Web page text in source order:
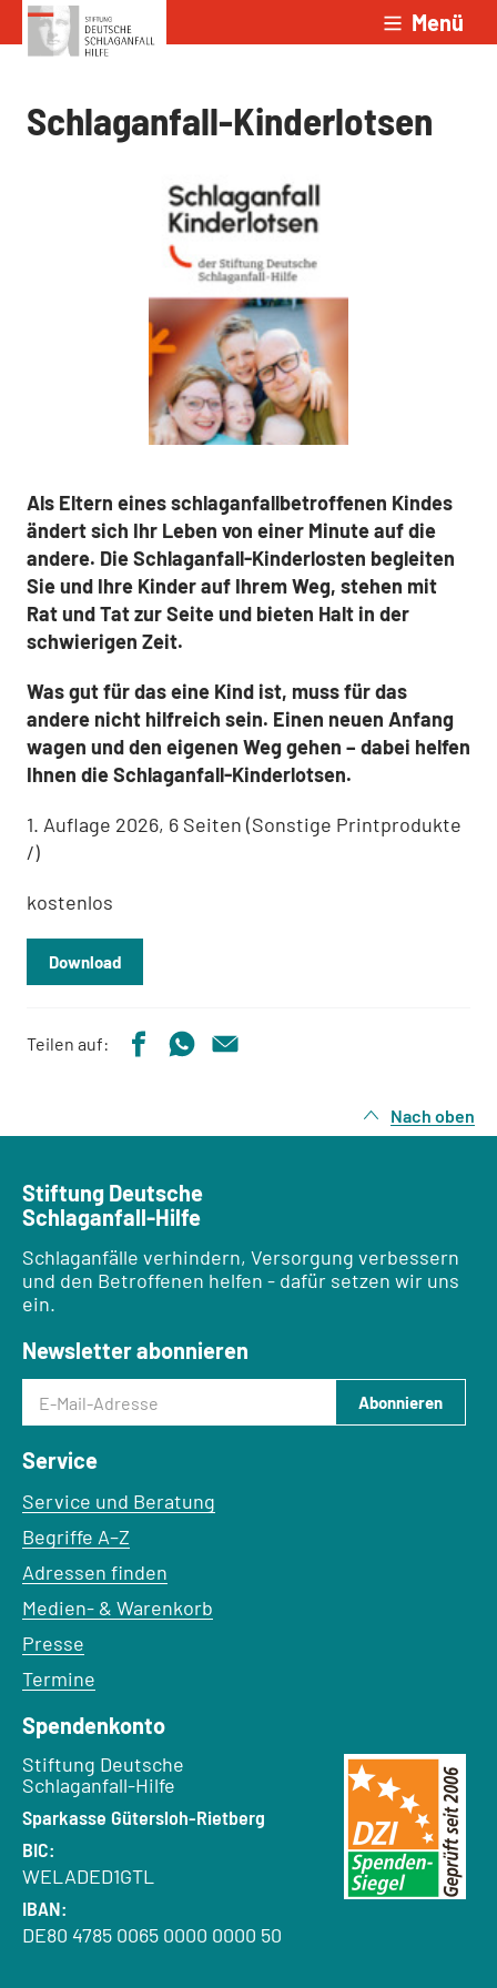
Zum Inhalt springen Menü
Schlaganfall-Kinderlotsen
Als Eltern eines schlaganfallbetroffenen Kindes
ändert sich Ihr Leben von einer Minute auf die
andere. Die Schlaganfall-Kinderlosten begleiten
Sie und Ihre Kinder auf Ihrem Weg, stehen mit
Rat und Tat zur Seite und bieten Halt in der
schwierigen Zeit.
Was gut für das eine Kind ist, muss für das
andere nicht hilfreich sein. Einen neuen Anfang
wagen und den eigenen Weg gehen – dabei helfen
Ihnen die Schlaganfall-Kinderlotsen.
1. Auflage 2026, 6 Seiten (Sonstige Printprodukte
/)
kostenlos
Download
Teilen auf:
Nach oben
Stiftung Deutsche
Schlaganfall-Hilfe
Schlaganfälle verhindern, Versorgung verbessern
und den Betroffenen helfen - dafür setzen wir uns
ein.
Newsletter abonnieren
E-Mail-Adresse
Abonnieren
Service
Service und Beratung
Begriffe A–Z
Adressen finden
Medien- & Warenkorb
Presse
Termine
Spendenkonto
Empfänger:
Stiftung Deutsche
Schlaganfall-Hilfe
Bank:
Sparkasse Gütersloh-Rietberg
BIC:
WELADED1GTL
IBAN:
DE80 4785 0065 0000 0000 50